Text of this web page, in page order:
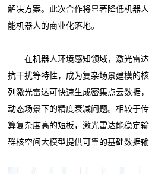
解决方案。此次合作将显著降低机器
能机器人的商业化落地。
在机器人环境感知领域，激光雷达
抗干扰等特性，成为复杂场景建模的
列激光雷达可快速生成密集点云数据
动态场景下的精度衰减问题。相较于
算复杂度高的短板，激光雷达能稳定
群核空间大模型提供可靠的基础数据输